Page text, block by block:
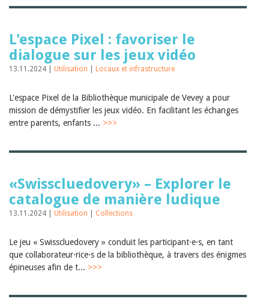
L'espace Pixel : favoriser le
dialogue sur les jeux vidéo
13.11.2024 | Utilisation Locaux et infrastructure
L'espace Pixel de la Bibliothèque municipale de Vevey a pour
mission de démystifier les jeux vidéo. En facilitant les échanges
entre parents, enfants ... >>>
«Swisscluedovery» – Explorer le
catalogue de manière ludique
13.11.2024 | Utilisation Collections
Le jeu « Swisscluedovery » conduit les participant·e·s, en tant
que collaborateur·rice·s de la bibliothèque, à travers des énigmes
épineuses afin de t... >>>